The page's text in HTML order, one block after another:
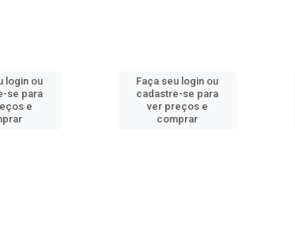
login ou
se para
e
Faça seu login ou
cadastre-se para
ver preços e
comprar